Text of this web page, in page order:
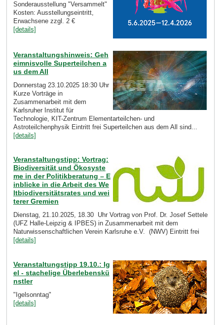
Sonderausstellung "Versammelt"
Kosten: Ausstellungseintritt,
Erwachsene zzgl. 2 €
[details]
Veranstaltungshinweis: Geh
eimnisvolle Superteilchen a
us dem All
Donnerstag 23.10.2025 18:30 Uhr
Kurze Vorträge in
Zusammenarbeit mit dem
Karlsruher Institut für
Technologie, KIT-Zentrum Elementarteilchen- und
Astroteilchenphysik Eintritt frei Superteilchen aus dem All sind...
[details]
Veranstaltungstipp: Vortrag:
Biodiversität und Ökosyste
me in der Politikberatung – E
inblicke in die Arbeit des We
ltbiodiversitätsrates und wei
terer Gremien
Dienstag, 21.10.2025, 18.30 Uhr Vortrag von Prof. Dr. Josef Settele
(UFZ Halle-Leipzig & IPBES) in Zusammenarbeit mit dem
Naturwissenschaftlichen Verein Karlsruhe e.V. (NWV) Eintritt frei
[details]
Veranstaltungstipp 19.10.: Ig
el - stachelige Überlebenskü
nstler
"Igelsonntag"
[details]